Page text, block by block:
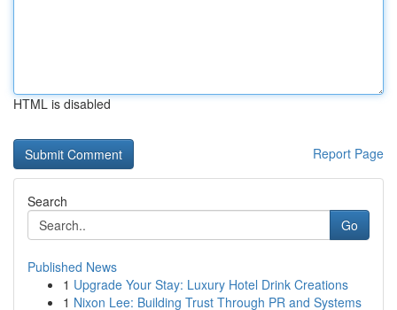
HTML is disabled
Report Page
Search
Go
Published News
1 Upgrade Your Stay: Luxury Hotel Drink Creations
1 Nixon Lee: Building Trust Through PR and Systems